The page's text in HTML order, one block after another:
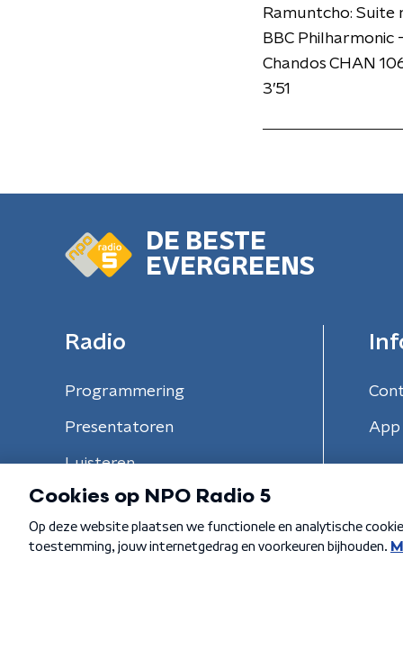
Ramuntcho: Suite
BBC Philharmonic
Chandos CHAN
3’51
DE BESTE
EVERGREENS
Radio
Programmering
Presentatoren
Luisteren
App
Algemene voorwaarden Privacybeleid